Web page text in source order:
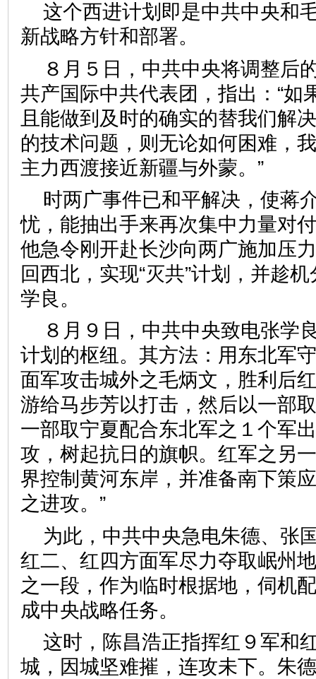
这个西进计划即是中共中央和
新战略方针和部署。
８月５日，中共中央将调整后
共产国际中共代表团，指出：“如
且能做到及时的确实的替我们解
的技术问题，则无论如何困难，
主力西渡接近新疆与外蒙。”
时两广事件已和平解决，使蒋
忧，能抽出手来再次集中力量对
他急令刚开赴长沙向两广施加压
回西北，实现“灭共”计划，并趁
学良。
８月９日，中共中央致电张学
计划的枢纽。其方法：用东北军
面军攻击城外之毛炳文，胜利后
游给马步芳以打击，然后以一部
一部取宁夏配合东北军之１个军
攻，树起抗日的旗帜。红军之另
界控制黄河东岸，并准备南下策
之进攻。”
为此，中共中央急电朱德、张
红二、红四方面军尽力夺取岷州
之一段，作为临时根据地，伺机
成中央战略任务。
这时，陈昌浩正指挥红９军和
城，因城坚难摧，连攻未下。朱